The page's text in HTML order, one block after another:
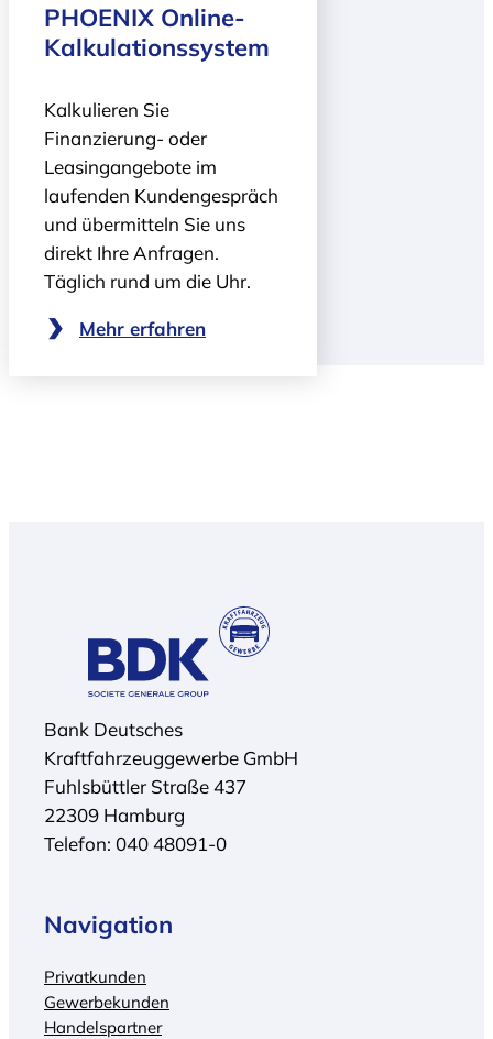
PHOENIX Online-
Kalkulationssystem
Kalkulieren Sie
Finanzierung- oder
Leasingangebote im
laufenden Kundengespräch
und übermitteln Sie uns
direkt Ihre Anfragen.
Täglich rund um die Uhr.
Mehr erfahren
Bank Deutsches
Kraftfahrzeuggewerbe GmbH
Fuhlsbüttler Straße 437
22309 Hamburg
Telefon: 040 48091-0
Navigation
Privatkunden
Gewerbekunden
Handelspartner